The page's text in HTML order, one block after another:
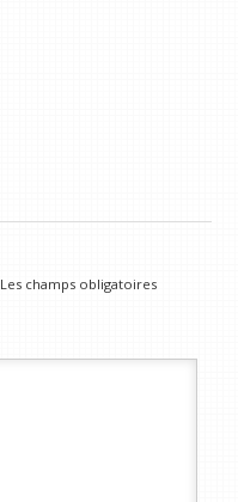
Les champs obligatoires